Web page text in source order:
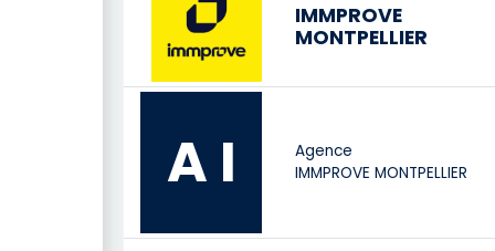
IMMPROVE
MONTPELLIER
A I
Agence
IMMPROVE MONTPELLIER